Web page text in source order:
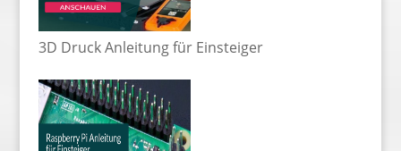
3D Druck Anleitung für Einsteiger